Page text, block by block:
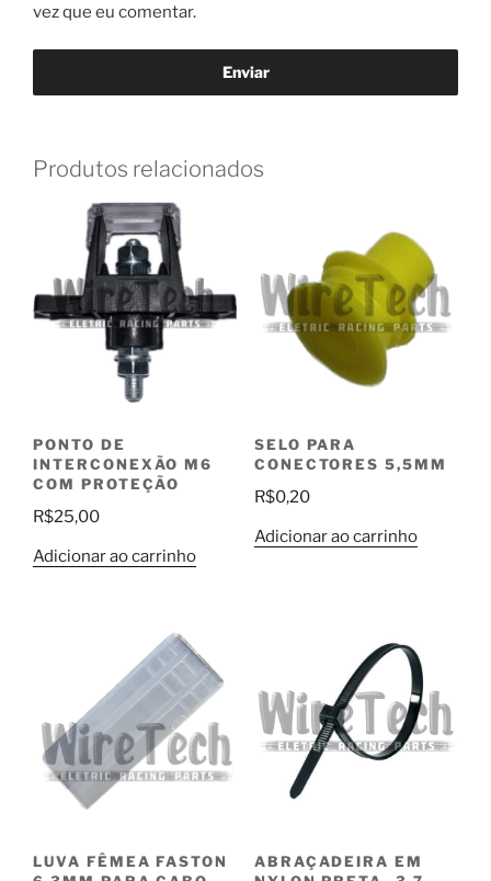
vez que eu comentar.
Produtos relacionados
PONTO DE
INTERCONEXÃO M6
COM PROTEÇÃO
R$25,00
Adicionar ao carrinho
SELO PARA
CONECTORES 5,5MM
R$0,20
Adicionar ao carrinho
LUVA FÊMEA FASTON
ABRAÇADEIRA EM